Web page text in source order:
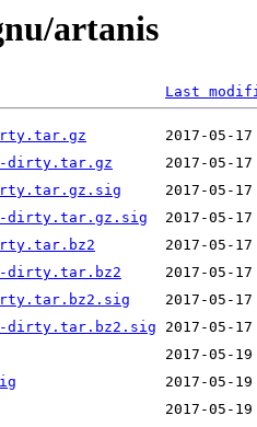
artanis
Last
dirty.tar.gz
dirty.tar.gz.sig
dirty.tar.bz2
dirty.tar.bz2.sig